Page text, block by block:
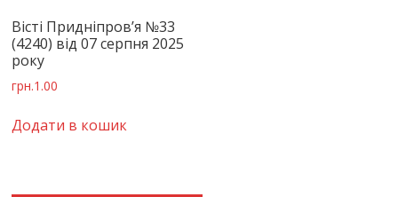
Вісті Придніпров’я №33
(4240) від 07 серпня 2025
року
грн.1.00
Додати в кошик